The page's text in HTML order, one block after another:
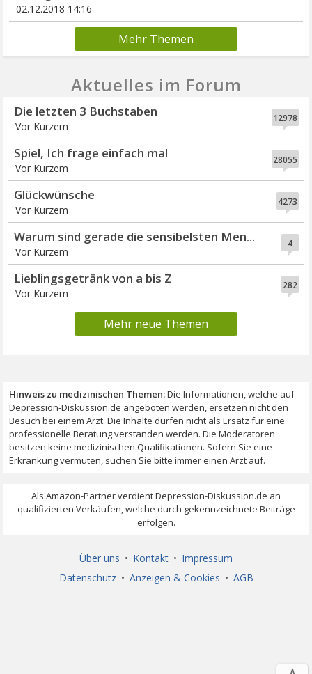
02.12.2018 14:16
Mehr Themen
Aktuelles im Forum
12978
Die letzten 3 Buchstaben
Vor Kurzem
28055
Spiel, Ich frage einfach mal
Vor Kurzem
4273
Glückwünsche
Vor Kurzem
4
Warum sind gerade die sensibelsten Men...
Vor Kurzem
282
Lieblingsgetränk von a bis Z
Vor Kurzem
Mehr neue Themen
Über uns • Kontakt • Impressum
Datenschutz • Anzeigen & Cookies • AGB
∧